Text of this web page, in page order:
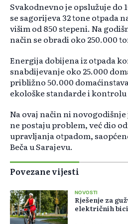
Svakodnevno je opslužuje do
se sagorijeva 32 tone otpada
višim od 850 stepeni. Na
način se obradi oko 250.000
Energija dobijena iz otpada
snabdijevanje oko 25.000
približno 50.000
ekološke standarde i kontrolu
Na ovaj način ni
ne postaju problem, već dio
upravljanja otpadom,
Beča u Sarajevu.
Povezane vijesti
NOVOSTI
Rješenje za
električnih